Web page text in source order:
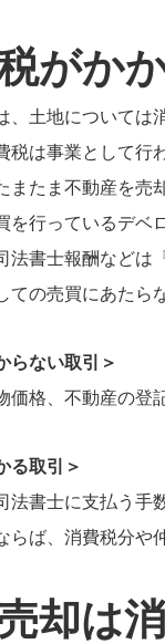
がか
、土地については
税は事業として行
またま不動産を売
を行っているデベ
法書士報酬などは
ての売買にあたら
らない取引＞
価格、不動産の登
る取引＞
法書士に支払う手
らば、消費税分や
却は